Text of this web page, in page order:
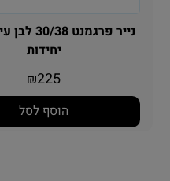
יחידות
₪225
הוסף לסל